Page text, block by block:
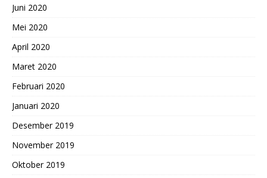
Juni 2020
Mei 2020
April 2020
Maret 2020
Februari 2020
Januari 2020
Desember 2019
November 2019
Oktober 2019